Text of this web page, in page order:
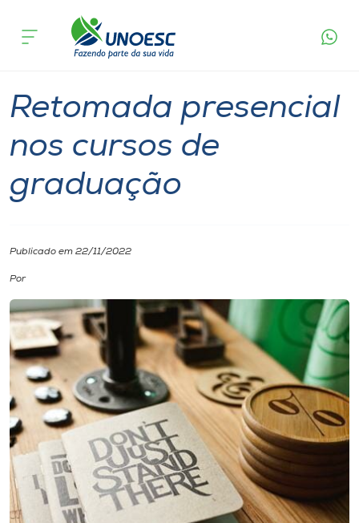
Cursos
Atendimento ao Estudante
A
Unoesc
Internacionalização
I.nova
Diplomados
Cultura
acontece
Retomada presencial
nos cursos de
graduação
Publicado em 22/11/2022
Por